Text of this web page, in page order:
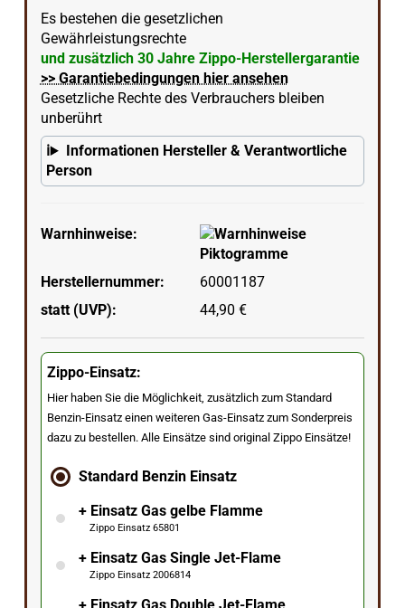
Es bestehen die gesetzlichen
Gewährleistungsrechte
und zusätzlich 30 Jahre Zippo-Herstellergarantie
>> Garantiebedingungen hier ansehen
Gesetzliche Rechte des Verbrauchers bleiben
unberührt
Informationen Hersteller & Verantwortliche
Person
Warnhinweise:
Herstellernummer:
60001187
statt (UVP):
44,90 €
Zippo-Einsatz:
Hier haben Sie die Möglichkeit, zusätzlich zum Standard
Benzin-Einsatz einen weiteren Gas-Einsatz zum Sonderpreis
dazu zu bestellen. Alle Einsätze sind original Zippo Einsätze!
Standard Benzin Einsatz
+ Einsatz Gas gelbe Flamme
Zippo Einsatz 65801
+ Einsatz Gas Single Jet-Flame
Zippo Einsatz 2006814